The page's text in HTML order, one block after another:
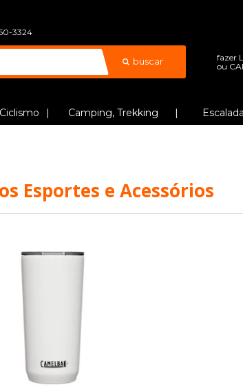
3324
buscar fazer
ou
Ciclismo Camping, Trekking
Esportes e Acessórios